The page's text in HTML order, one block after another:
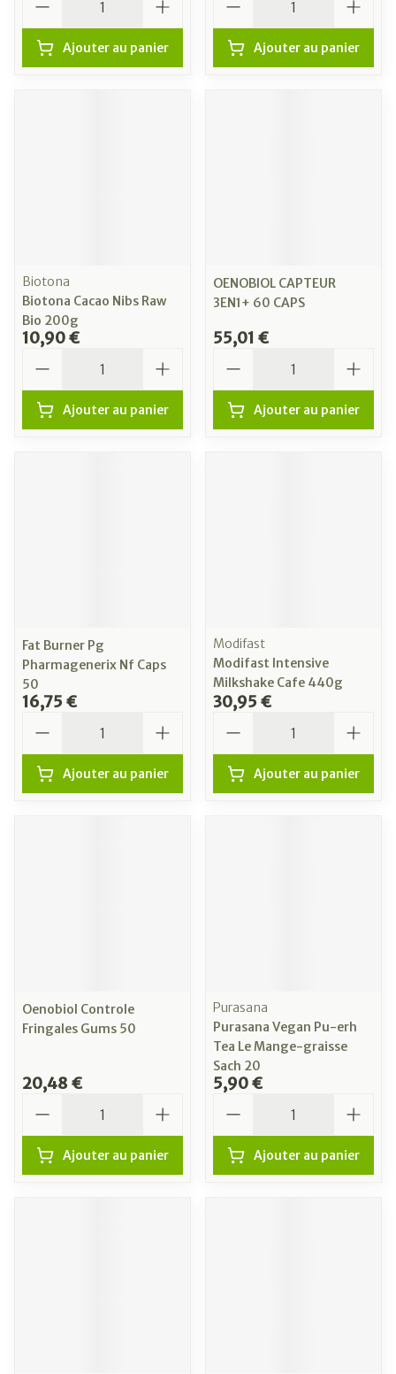
Ajouter au panier Ajouter au panier
Biotona
Biotona Cacao Nibs Raw
Bio 200g
10,90 €
Ajouter au panier
OENOBIOL CAPTEUR
3EN1+ 60 CAPS
55,01 €
Ajouter au panier
Fat Burner Pg
Pharmagenerix Nf Caps
50
16,75 €
Ajouter au panier
Modifast
Modifast Intensive
Milkshake Cafe 440g
30,95 €
Ajouter au panier
Oenobiol Controle
Fringales Gums 50
20,48 €
Ajouter au panier
Purasana
Purasana Vegan Pu-erh
Tea Le Mange-graisse
Sach 20
5,90 €
Ajouter au panier